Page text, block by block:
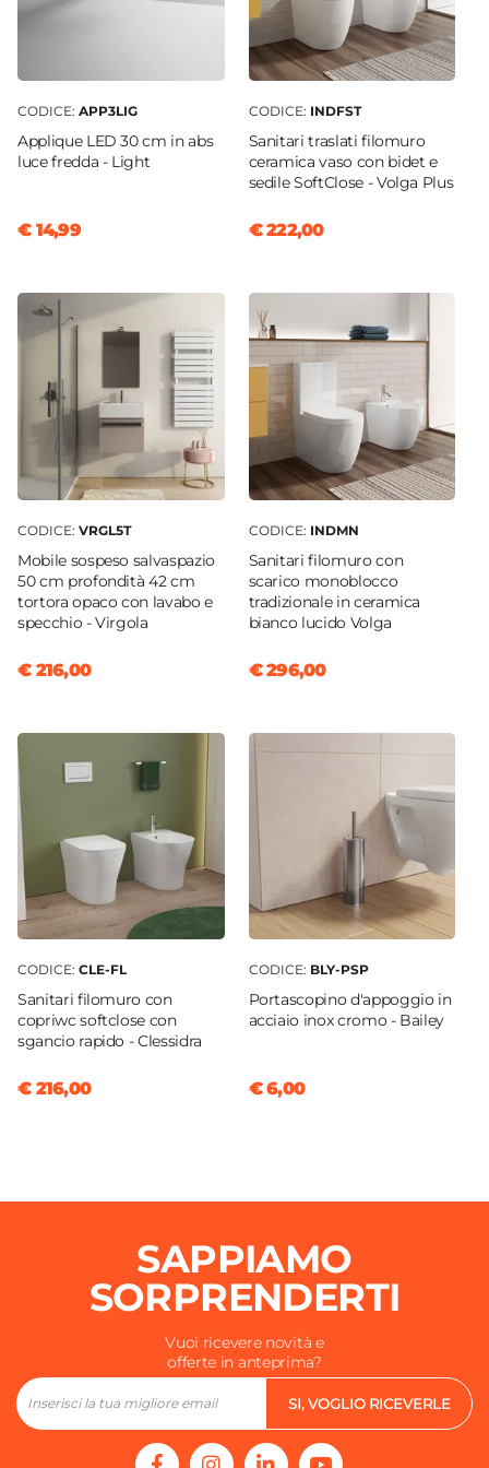
Flessibili Di Collegamento
Piletta
Non inclusa
Caratteristiche Miscelatore Vasca
Esterno vasca
Acciaio
Installazione
Attacchi
1/2"G
Acciaio INOX
Azionamento
Manopola singola
Lunghezza Canna
16,6 cm
Sezione Base
Doccino
Flessibili Di Collegamento
Inclusi
Interasse Miscelatore
CODICE: APP3LIG
Applique LED 30 cm in abs
luce fredda - Light
€ 14,99
CODICE: INDFST
Sanitari traslati filomuro
ceramica vaso con bidet e
sedile SoftClose - Volga Plus
€ 222,00
CODICE: VRGL5T
Mobile sospeso salvaspazio
50 cm profondità 42 cm
tortora opaco con lavabo e
specchio - Virgola
€ 216,00
CODICE: INDMN
Sanitari filomuro con
scarico monoblocco
tradizionale in ceramica
bianco lucido Volga
€ 296,00
CODICE: CLE-FL
Sanitari filomuro con
copriwc softclose con
sgancio rapido - Clessidra
€ 216,00
CODICE: BLY-PSP
Portascopino d'appoggio in
acciaio inox cromo - Bailey
€ 6,00
SAPPIAMO
SORPRENDERTI
Vuoi ricevere novità e
offerte in anteprima?
SI, VOGLIO RICEVERLE